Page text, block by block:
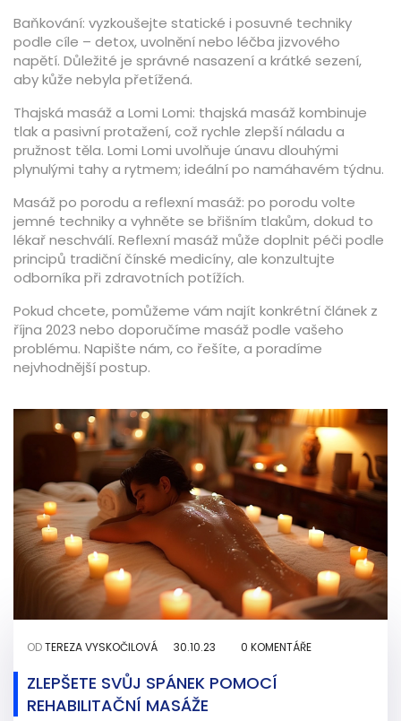
Baňkování: vyzkoušejte statické i posuvné techniky
podle cíle – detox, uvolnění nebo léčba jizvového
napětí. Důležité je správné nasazení a krátké sezení,
aby kůže nebyla přetížená.
Thajská masáž a Lomi Lomi: thajská masáž kombinuje
tlak a pasivní protažení, což rychle zlepší náladu a
pružnost těla. Lomi Lomi uvolňuje únavu dlouhými
plynulými tahy a rytmem; ideální po namáhavém týdnu.
Masáž po porodu a reflexní masáž: po porodu volte
jemné techniky a vyhněte se břišním tlakům, dokud to
lékař neschválí. Reflexní masáž může doplnit péči podle
principů tradiční čínské medicíny, ale konzultujte
odborníka při zdravotních potížích.
Pokud chcete, pomůžeme vám najít konkrétní článek z
října 2023 nebo doporučíme masáž podle vašeho
problému. Napište nám, co řešíte, a poradíme
nejvhodnější postup.
ODTEREZA VYSKOČILOVÁ 30.10.23 0 KOMENTÁŘE
ZLEPŠETE SVŮJ SPÁNEK POMOCÍ
REHABILITAČNÍ MASÁŽE